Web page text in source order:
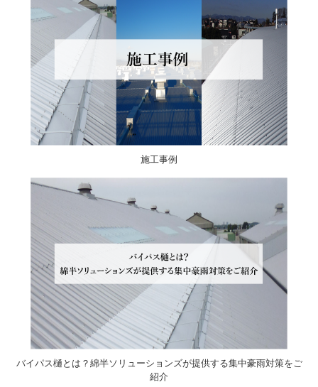
施工事例
バイパス樋とは？綿半ソリューションズが提供する集中豪雨対策をご
紹介